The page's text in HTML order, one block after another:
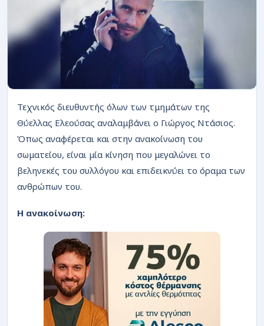
Τεχνικός διευθυντής όλων των τμημάτων της
Θύελλας Ελεούσας αναλαμβάνει ο Γιώργος Ντάσιος.
Όπως αναφέρεται και στην ανακοίνωση του
σωματείου, είναι μία κίνηση που μεγαλώνει το
βεληνεκές του συλλόγου και επιδεικνύει το όραμα των
ανθρώπων του.
Η ανακοίνωση: